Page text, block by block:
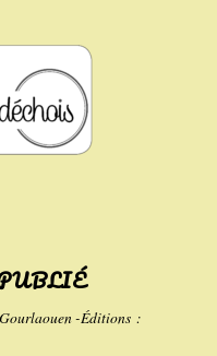
Gourlaouen -Éditions :